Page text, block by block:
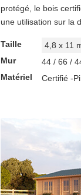
protégé, le bois
une utilisation sur la
Taille
4,8 x 11
Mur
44 / 66 /
Matériel
Certifié -